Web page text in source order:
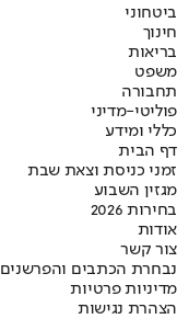
ביטחוני
חינוך
בריאות
משפט
תחבורה
פוליטי-מדיני
כללי ומידע
דף הבית
זמני כניסת וצאת שבת
מגזין השבוע
בחירות 2026
אודות
צור קשר
נבחרת הכתבים והפרשנים
מדיניות פרטיות
הצהרת נגישות